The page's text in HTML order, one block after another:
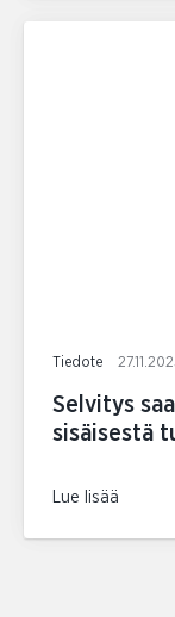
Tiedote
Selvitys
sisäisestä
Lue lisää